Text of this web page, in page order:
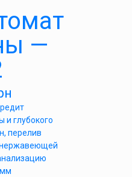
—
глубокого
перелив